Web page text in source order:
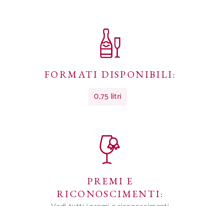
FORMATI DISPONIBILI:
0,75 litri
PREMI E
RICONOSCIMENTI: